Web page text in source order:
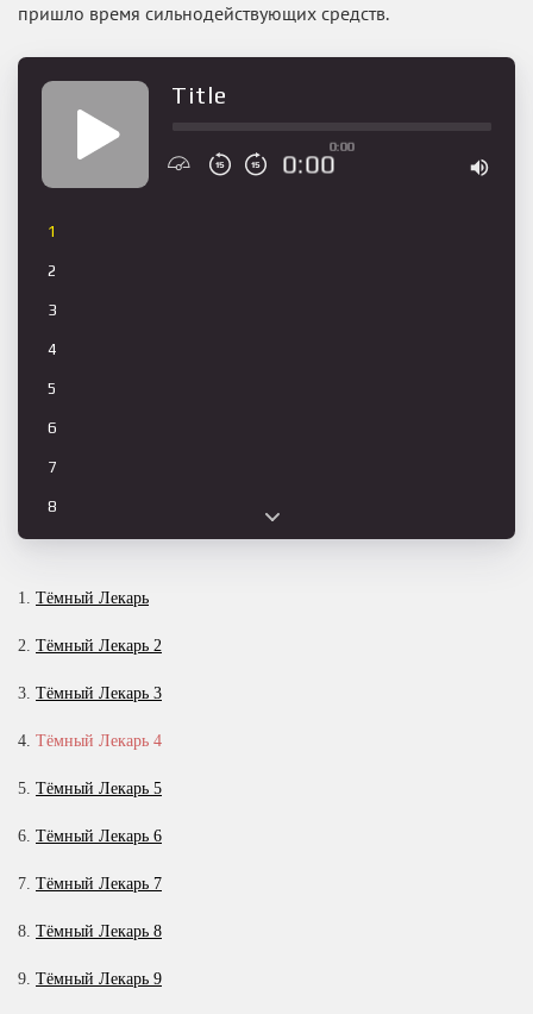
пришло время сильнодействующих средств.
Title
0:00
0:00
1
2
3
4
5
6
7
8
13
14
15
19
20
1. Тёмный Лекарь
2. Тёмный Лекарь 2
3. Тёмный Лекарь 3
4. Тёмный Лекарь 4
5. Тёмный Лекарь 5
6. Тёмный Лекарь 6
7. Тёмный Лекарь 7
8. Тёмный Лекарь 8
9. Тёмный Лекарь 9